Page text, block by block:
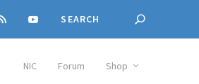
NIC Forum Shop